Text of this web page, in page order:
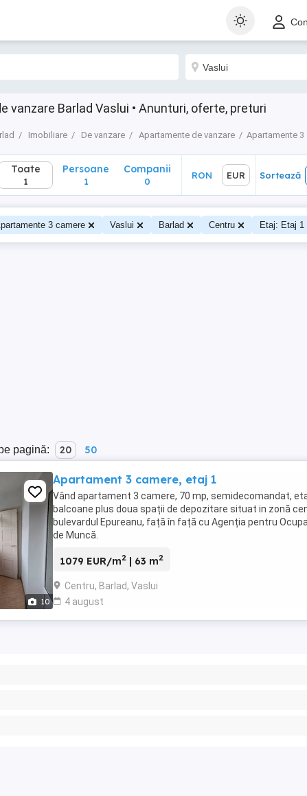
vanzare Barlad Vaslui • Anunturi, oferte, preturi
Imobiliare De vanzare Apartamente de vanzare Apartamente 3
EUR Sortează
Toate
1
Persoane
1
Companii
0
RON EUR Sortează
3 camere Vaslui Barlad Centru Etaj: Etaj 1
pagină: 20 50
10
Apartament 3 camere, etaj 1
Vând apartament 3 camere, 70 mp, semidecomandat,
balcoane plus doua spații de depozitare situat in zonă
bulevardul Epureanu, față în față cu Agenția pentru
de Muncă.
1079 EUR/m2 | 63 m2
Centru, Barlad, Vaslui
4 august